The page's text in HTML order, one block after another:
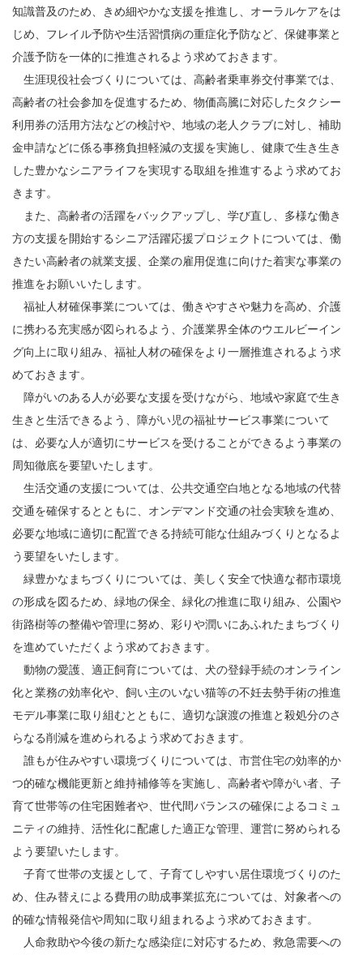
知識普及のため、きめ細やかな支援を推進し、オーラルケアをは
じめ、フレイル予防や生活習慣病の重症化予防など、保健事業と
介護予防を一体的に推進されるよう求めておきます。
生涯現役社会づくりについては、高齢者乗車券交付事業では、
高齢者の社会参加を促進するため、物価高騰に対応したタクシー
利用券の活用方法などの検討や、地域の老人クラブに対し、補助
金申請などに係る事務負担軽減の支援を実施し、健康で生き生き
した豊かなシニアライフを実現する取組を推進するよう求めてお
きます。
また、高齢者の活躍をバックアップし、学び直し、多様な働き
方の支援を開始するシニア活躍応援プロジェクトについては、働
きたい高齢者の就業支援、企業の雇用促進に向けた着実な事業の
推進をお願いいたします。
福祉人材確保事業については、働きやすさや魅力を高め、介護
に携わる充実感が図られるよう、介護業界全体のウエルビーイン
グ向上に取り組み、福祉人材の確保をより一層推進されるよう求
めておきます。
障がいのある人が必要な支援を受けながら、地域や家庭で生き
生きと生活できるよう、障がい児の福祉サービス事業について
は、必要な人が適切にサービスを受けることができるよう事業の
周知徹底を要望いたします。
生活交通の支援については、公共交通空白地となる地域の代替
交通を確保するとともに、オンデマンド交通の社会実験を進め、
必要な地域に適切に配置できる持続可能な仕組みづくりとなるよ
う要望をいたします。
緑豊かなまちづくりについては、美しく安全で快適な都市環境
の形成を図るため、緑地の保全、緑化の推進に取り組み、公園や
街路樹等の整備や管理に努め、彩りや潤いにあふれたまちづくり
を進めていただくよう求めておきます。
動物の愛護、適正飼育については、犬の登録手続のオンライン
化と業務の効率化や、飼い主のいない猫等の不妊去勢手術の推進
モデル事業に取り組むとともに、適切な譲渡の推進と殺処分のさ
らなる削減を進められるよう求めておきます。
誰もが住みやすい環境づくりについては、市営住宅の効率的か
つ的確な機能更新と維持補修等を実施し、高齢者や障がい者、子
育て世帯等の住宅困難者や、世代間バランスの確保によるコミュ
ニティの維持、活性化に配慮した適正な管理、運営に努められる
よう要望いたします。
子育て世帯の支援として、子育てしやすい居住環境づくりのた
め、住み替えによる費用の助成事業拡充については、対象者への
的確な情報発信や周知に取り組まれるよう求めておきます。
人命救助や今後の新たな感染症に対応するため、救急需要への